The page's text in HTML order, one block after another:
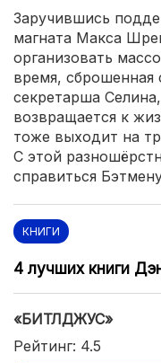
Заручившись
магната Макса
организовать
время,
секретарша
возвращается к
тоже выходит на
С этой
справиться
КНИГИ
4 лучших книги
«БИТЛДЖУС»
Рейтинг: 4.5